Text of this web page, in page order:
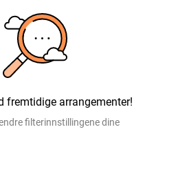
fremtidige arrangementer!
filterinnstillingene dine